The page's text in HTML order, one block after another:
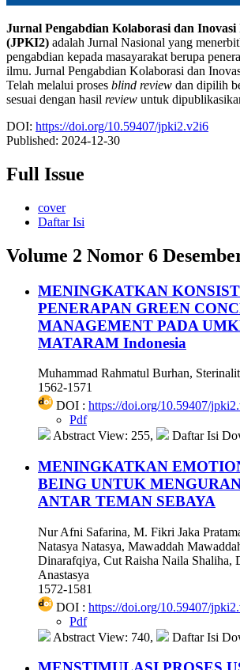
Jurnal Pengabdian Kolaborasi dan
(JPKI2) adalah Jurnal Nasional yang
pengabdian kepada masayarakat berupa
ilmu. Jurnal Pengabdian Kolaborasi dan
Telah melalui proses blind review dan dipilih
sesuai dengan hasil review untuk
DOI: https://doi.org/10.59407/jpki2.v2i6
Published: 2024-12-30
Full Issue
cover
Daftar Isi
Volume 2 Nomor 6
MENINGKATKAN
PENERAPAN GREEN
MANAGEMENT PADA
MATARAM Indonesia
Muhammad Rahmatul Burhan,
1562-1571
DOI : https://doi.org/10.59407/
Pdf
Abstract View: 255,
Daftar Isi
MENINGKATKAN
BEING UNTUK
ANTAR TEMAN SEBAYA
Nur Afni Safarina, M. Fikri Jaka
Natasya Natasya, Mawaddah
Dinarafqiya, Cut Raisha Naila Shaliha,
Anastasya
1572-1581
DOI : https://doi.org/10.59407/
Pdf
Abstract View: 740,
Daftar Isi